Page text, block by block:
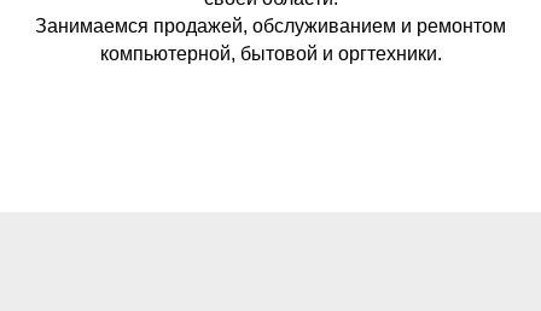
Занимаемся продажей, обслуживанием и ремонтом
компьютерной, бытовой и оргтехники.